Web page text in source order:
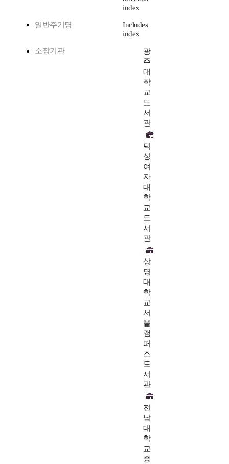
index
일반주기명
Includes
index
소장기관
광
주
대
학
교
도
서
관
덕
성
여
자
대
학
교
도
서
관
상
명
대
학
교
서
울
캠
퍼
스
도
서
관
전
남
대
학
교
중